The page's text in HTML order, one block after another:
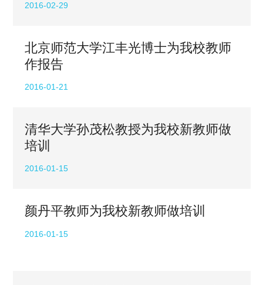
2016-02-29
北京师范大学江丰光博士为我校教师
作报告
2016-01-21
清华大学孙茂松教授为我校新教师做
培训
2016-01-15
颜丹平教师为我校新教师做培训
2016-01-15